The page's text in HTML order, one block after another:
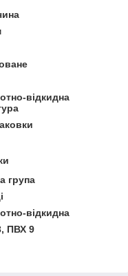
відкидна
група
відкидна
ПВХ 9